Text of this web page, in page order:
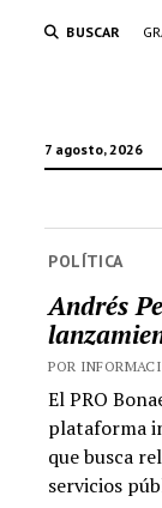
BUSCAR
7 agosto, 2026
POLÍTICA
Andrés
POR
El PRO
plataforma
que busca
servicios